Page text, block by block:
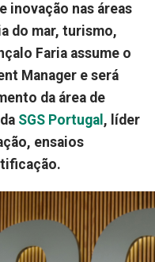
inovação nas áreas
do mar, turismo,
Faria assume o
Manager e será
da área de
SGS Portugal , líder
ensaios